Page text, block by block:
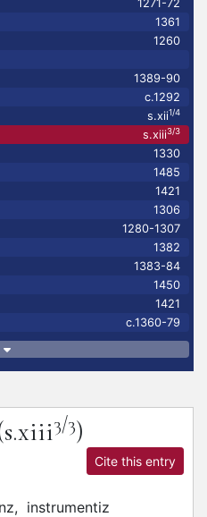
1271-72
1361
1260
1389-90
c.1292
s.xii1/4
s.xiii3/3
1330
1485
1421
1306
1280-1307
1382
1383-84
1450
1421
c.1360-79
3/3)
Cite this entry
instrumentiz